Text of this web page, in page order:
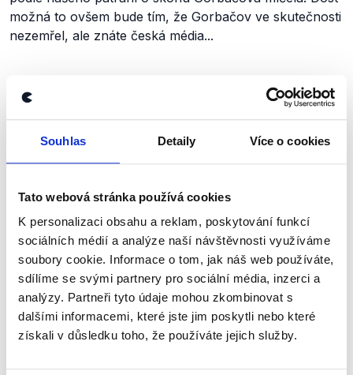
Souhlas Detaily Více o cookies
Tato webová stránka používá cookies
K personalizaci obsahu a reklam, poskytování funkcí
sociálních médií a analýze naší návštěvnosti využíváme
soubory cookie. Informace o tom, jak náš web používáte,
sdílíme se svými partnery pro sociální média, inzerci a
analýzy. Partneři tyto údaje mohou zkombinovat s
dalšími informacemi, které jste jim poskytli nebo které
získali v důsledku toho, že používáte jejich služby.
možná to ovšem bude tím, že Gorbačov ve skutečnosti
nezemřel, ale znáte česká média...
Zůstaňme v kontaktu
Přihlaste se k odběru našeho
kanálu, kde pravidelně přinášíme
shrnutí nejzajímavějších článků a analýz.
Začněte nás odebírat, a mějte tak
přehled o tom, jaké dezinformace a
nepravdy se zrovna v Česku šíří.
Newsletter WhatsApp